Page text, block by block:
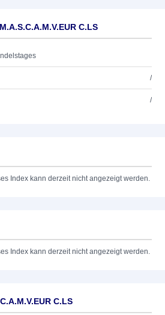
C.LS
/
/
Index kann derzeit nicht angezeigt werden.
Index kann derzeit nicht angezeigt werden.
C.LS